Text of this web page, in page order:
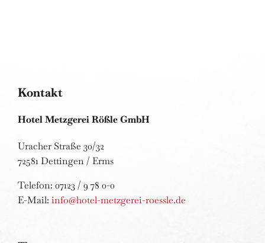
Kontakt
Hotel Metzgerei Rößle GmbH
Uracher Straße 30/32
72581 Dettingen / Erms
Telefon: 07123 / 9 78 0-0
E-Mail: info@hotel-metzgerei-roessle.de